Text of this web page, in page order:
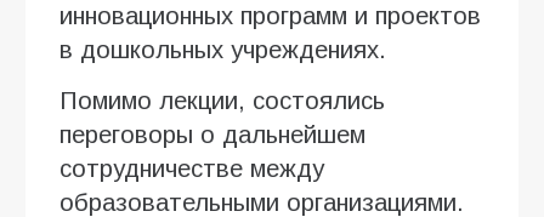
инновационных программ и проектов
в дошкольных учреждениях.
Помимо лекции, состоялись
переговоры о дальнейшем
сотрудничестве между
образовательными организациями.